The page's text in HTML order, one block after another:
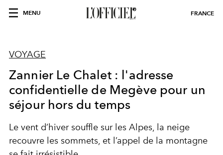
MENU FRANCE
VOYAGE
Zannier Le Chalet : l'adresse
confidentielle de Megève pour un
séjour hors du temps
Le vent d’hiver souffle sur les Alpes, la neige
recouvre les sommets, et l’appel de la montagne